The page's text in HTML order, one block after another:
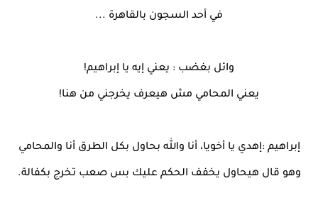
في أحد السجون بالقاهرة ...
وائل بغضب : يعني إيه يا إبراهيم!
يعني المحامي مش هيعرف يخرجني من هنا!
إبراهيم :إهدي يا أخويا، أنا والله بحاول بكل الطرق أنا والمحامي
وهو قال هيحاول يخفف الحكم عليك بس صعب تخرج بكفالة.